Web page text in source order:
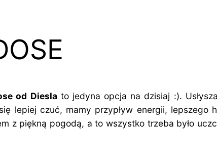
od Diesla to jedyna opcja na dzisiaj :).
lepiej czuć, mamy przypływ energii,
z piękną pogodą, a to wszystko trzeba było